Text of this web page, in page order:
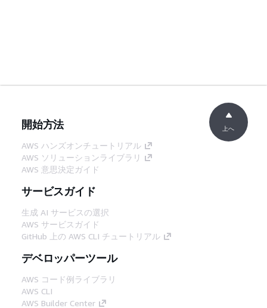
開始方法
AWS ハンズオンチュートリアル
AWS ソリューションライブラリ
AWS 意思決定ガイド
サービスガイド
生成 AI サービスの選択
AWS サービスガイド
GitHub 上の AWS CLI チュートリアル
デベロッパーツール
AWS コード例ライブラリ
AWS CLI
AWS Builder Center
上へ